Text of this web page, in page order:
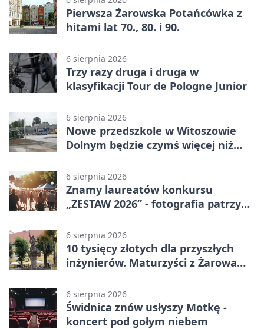
Pierwsza Żarowska Potańcówka z
hitami lat 70., 80. i 90.
6 sierpnia 2026
Trzy razy druga i druga w
klasyfikacji Tour de Pologne Junior
6 sierpnia 2026
Nowe przedszkole w Witoszowie
Dolnym będzie czymś więcej niż
6 sierpnia 2026
Znamy laureatów konkursu
„ZESTAW 2026” - fotografia patrzy
6 sierpnia 2026
10 tysięcy złotych dla przyszłych
inżynierów. Maturzyści z Żarowa
6 sierpnia 2026
Świdnica znów usłyszy Motkę -
koncert pod gołym niebem